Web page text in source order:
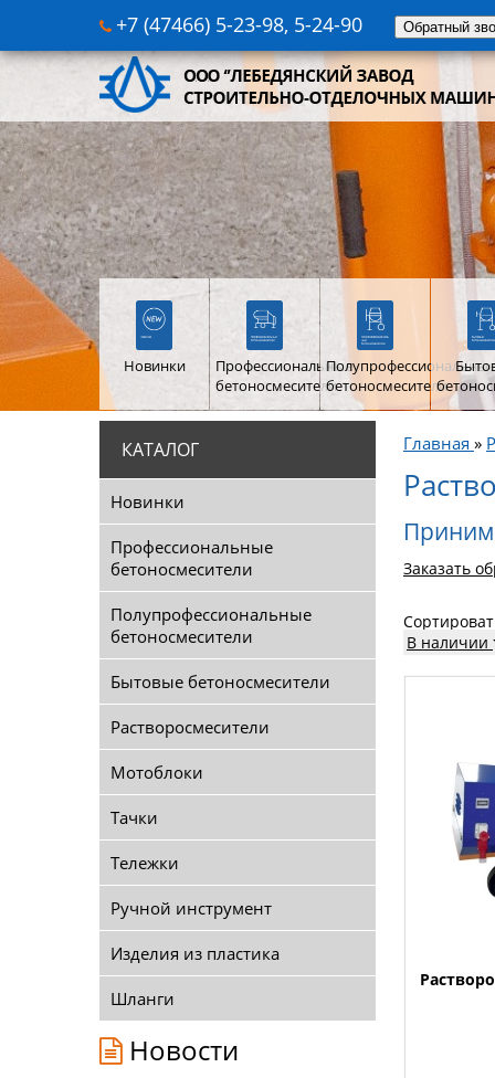
+7 (47466) 5-23-98, 5-24-90 Обратный
Новинки
Профессиональные
бетоносмесители
Полупрофессиональные
бетоносмесители
КАТАЛОГ
Новинки
Профессиональные
бетоносмесители
Полупрофессиональные
бетоносмесители
Бытовые бетоносмесители
Растворосмесители
Мотоблоки
Тачки
Тележки
Ручной инструмент
Изделия из пластика
Шланги
Новости
Главная »
Заказать
В наличии